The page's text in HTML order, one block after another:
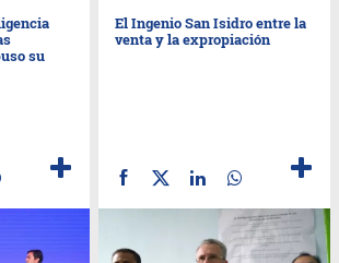
su
El Ingenio San Isidro entre la
venta y la expropiación